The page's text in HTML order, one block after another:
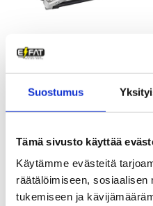
Suostumus
Tämä sivusto käyttää
Käytämme evästeitä
räätälöimiseen, sosiaalisen
tukemiseen ja
pumppu – XLC
49,00
Satulat